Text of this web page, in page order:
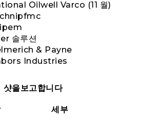
Oilwell Varco (11 월)
솔루션
& Payne
Industries
샷을보고합니다
세부